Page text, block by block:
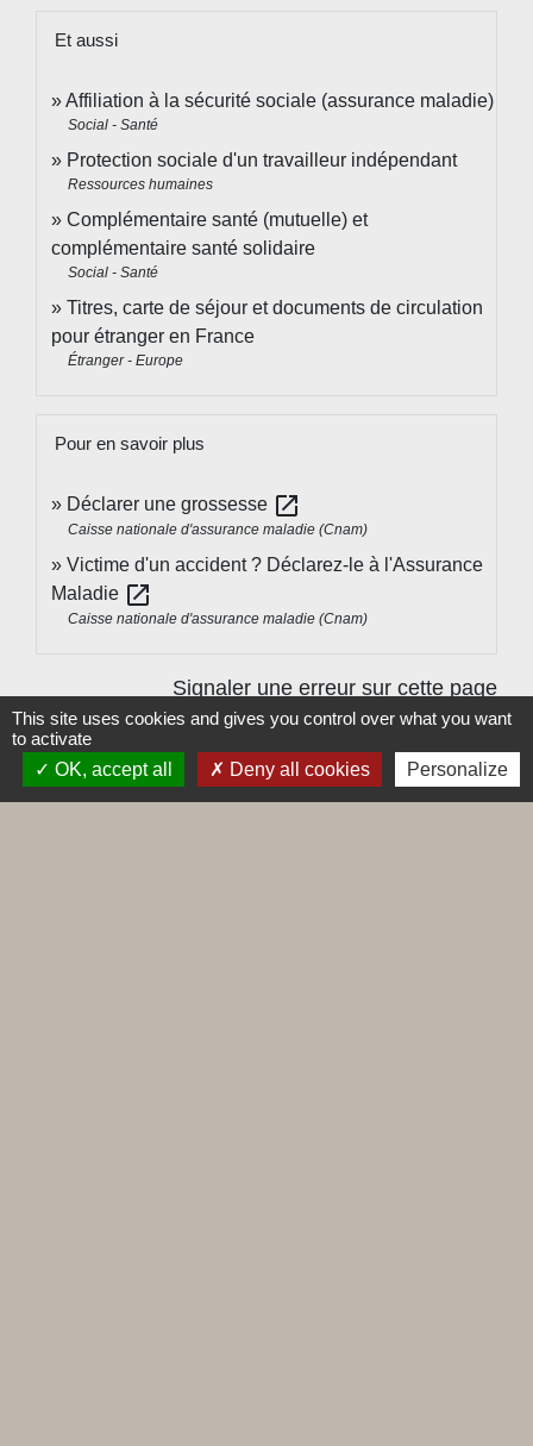
Et aussi
Affiliation à la sécurité sociale (assurance maladie)
Social - Santé
Protection sociale d'un travailleur indépendant
Ressources humaines
Complémentaire santé (mutuelle) et
complémentaire santé solidaire
Social - Santé
Titres, carte de séjour et documents de circulation
pour étranger en France
Étranger - Europe
Pour en savoir plus
Déclarer une grossesse open_in_new
Caisse nationale d'assurance maladie (Cnam)
Victime d'un accident ? Déclarez-le à l'Assurance
Maladie open_in_new
Caisse nationale d'assurance maladie (Cnam)
Signaler une erreur sur cette page
This site uses cookies and gives you control over what you want
to activate
OK, accept all
Deny all cookies Personalize